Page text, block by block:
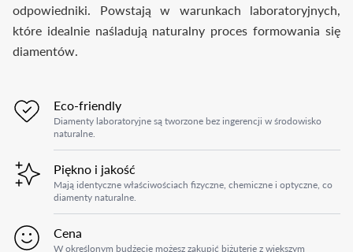
odpowiedniki. Powstają w warunkach laboratoryjnych,
które idealnie naśladują naturalny proces formowania się
diamentów.
Eco-friendly
Diamenty laboratoryjne są tworzone bez ingerencji w środowisko
naturalne.
Piękno i jakość
Mają identyczne właściwościach fizyczne, chemiczne i optyczne, co
diamenty naturalne.
Cena
W określonym budżecie możesz zakupić biżuterię z większym